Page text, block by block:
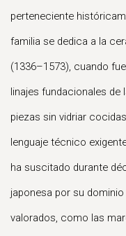
perteneciente
familia se dedica a la
(1336–1573), cuando
linajes fundacionales
piezas sin vidriar
lenguaje técnico
ha suscitado durante
japonesa por su
valorados, como las